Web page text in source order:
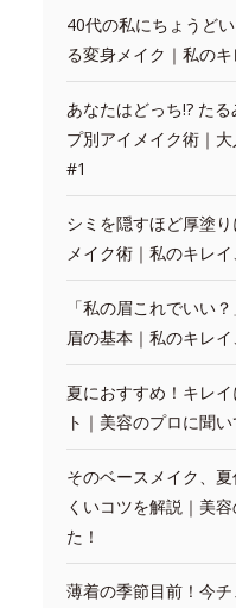
40代の私にちょうど
る変身メイク｜私の
あなたはどっち!? た
プ別アイメイク術｜
#1
シミを隠すほど厚塗
メイク術｜私のキレ
「私の眉これでいい
眉の基本｜私のキレ
夏におすすめ！キレ
ト｜美容のプロに聞い
そのベースメイク、
くいコツを解説｜美
た！
薄着の季節目前！今